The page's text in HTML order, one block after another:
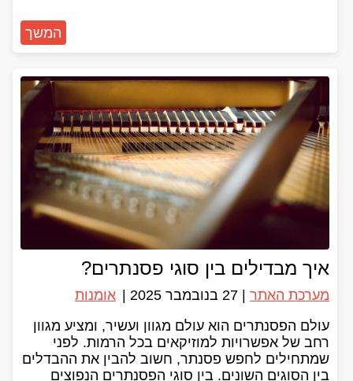
המשך
איך מבדילים בין סוגי פסנתרים?
מערכת האתר 27 בנובמבר 2025
אומנות
עולם הפסנתרים הוא עולם מגוון ועשיר, ומציע מגוון
רחב של אפשרויות למוזיקאים בכל הרמות. לפני
שמתחילים לחפש פסנתר, חשוב להבין את ההבדלים
בין הסוגים השונים. בין סוגי הפסנתרים הנפוצים